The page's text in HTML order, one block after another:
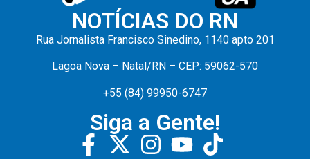
NOTÍCIAS DO RN
Rua Jornalista Francisco Sinedino, 1140 apto 201
Lagoa Nova – Natal/RN – CEP: 59062-570
+55 (84) 99950-6747
Siga a Gente!